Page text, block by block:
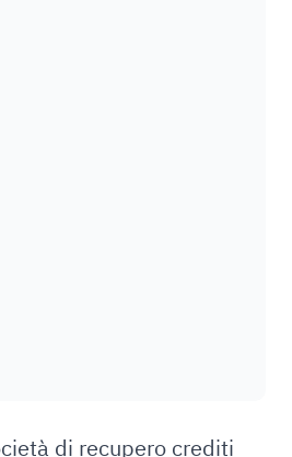
di recupero crediti